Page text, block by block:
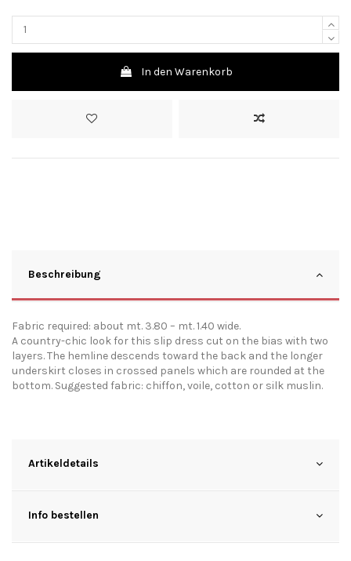
In den Warenkorb
Beschreibung
Fabric required: about mt. 3.80 – mt. 1.40 wide.
A country-chic look for this slip dress cut on the bias with two
layers. The hemline descends toward the back and the longer
underskirt closes in crossed panels which are rounded at the
bottom. Suggested fabric: chiffon, voile, cotton or silk muslin.
Artikeldetails
Info bestellen